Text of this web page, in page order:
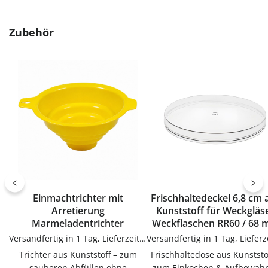
Produktgalerie überspringen
Zubehör
Einmachtrichter mit
Arretierung
Marmeladentrichter
Versandfertig in 1 Tag, Lieferzeit 1-3 Tage
Trichter aus Kunststoff – zum
Frischhaltedeckel 6,8 cm
Kunststoff für
Weckflaschen RR60 / 68
Frischhaltedose aus